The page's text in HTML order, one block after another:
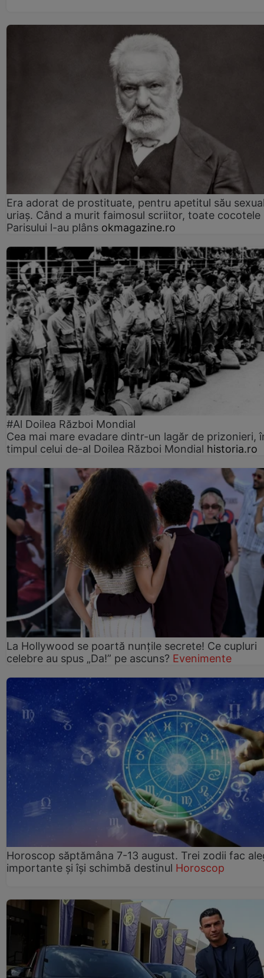
Era adorat de prostituate, pentru apetitul său
uriaș. Când a murit faimosul scriitor, toate cocotele
Parisului l-au plâns okmagazine.ro
#Al Doilea Război Mondial
Cea mai mare evadare dintr-un lagăr de prizonieri,
timpul celui de-al Doilea Război Mondial historia.ro
La Hollywood se poartă nunțile secrete! Ce cupluri
celebre au spus „Da!” pe ascuns? Evenimente
Horoscop săptămâna 7-13 august. Trei zodii fac
importante și își schimbă destinul Horoscop